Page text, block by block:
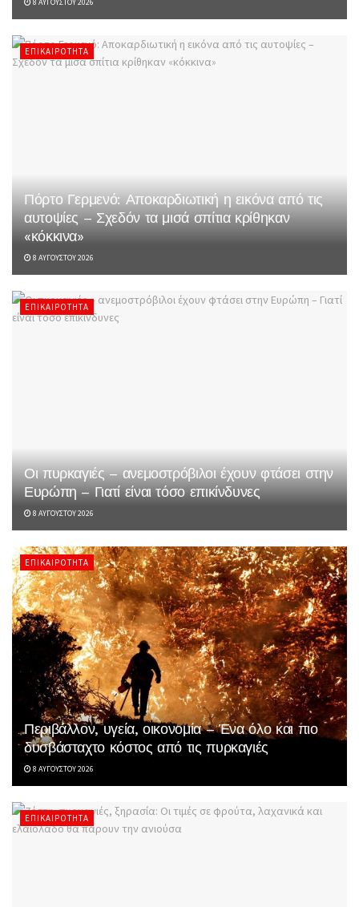
8 ΑΥΓΟΎΣΤΟΥ 2026
ΕΠΙΚΑΙΡΌΤΗΤΑ
Πόρτο Γερμενό: Αποκαρδιωτική η εικόνα από τις
αυτοψίες – Σχεδόν τα μισά σπίτια κρίθηκαν
«κόκκινα»
8 ΑΥΓΟΎΣΤΟΥ 2026
ΕΠΙΚΑΙΡΌΤΗΤΑ
Οι πυρκαγιές – ανεμοστρόβιλοι έχουν φτάσει στην
Ευρώπη – Γιατί είναι τόσο επικίνδυνες
8 ΑΥΓΟΎΣΤΟΥ 2026
ΕΠΙΚΑΙΡΌΤΗΤΑ
Περιβάλλον, υγεία, οικονομία – Ένα όλο και πιο
δυσβάσταχτο κόστος από τις πυρκαγιές
8 ΑΥΓΟΎΣΤΟΥ 2026
ΕΠΙΚΑΙΡΌΤΗΤΑ